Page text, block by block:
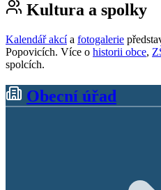
Kultura a spolky
Kalendář akcía fotogalerie
Popovicích. Více o historii obce,
spolcích.
Obecní úřad